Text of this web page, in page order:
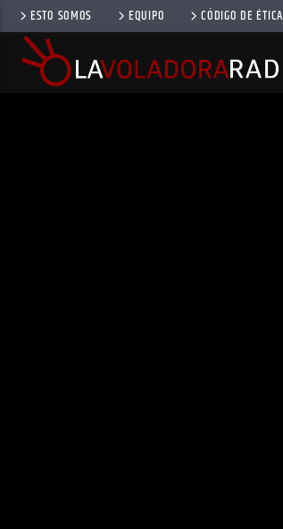
ESTO SOMOS EQUIPO CÓDIGO DE ÉTICA